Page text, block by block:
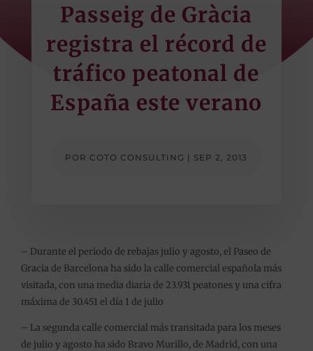
Passeig de Gràcia
registra el récord de
tráfico peatonal de
España este verano
POR COTO CONSULTING | SEP 2, 2013
– Durante el periodo de rebajas julio y agosto, el Paseo de
Gracia de Barcelona ha sido la calle comercial española más
visitada, con una media diaria de 23.931 peatones y una cifra
máxima de 30.451 el día 1 de julio
– La segunda calle comercial más transitada para los meses
de julio y agosto ha sido Bravo Murillo, de Madrid, con una